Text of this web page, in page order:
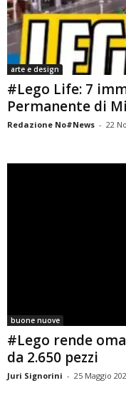
arte e design
#Lego Life: 7
Permanente di
Redazione No#News - 22
buone nuove
#Lego rende
da 2.650 pezzi
Juri Signorini - 25 Maggio